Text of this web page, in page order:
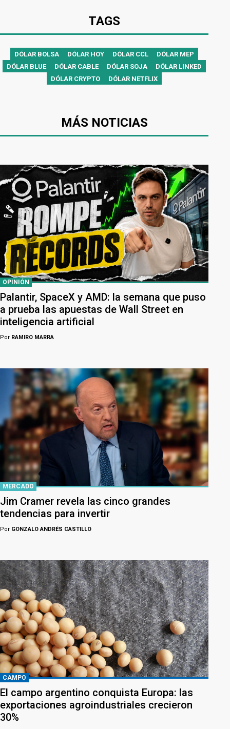
TAGS
DÓLAR BOLSA DÓLAR HOY DÓLAR CCL
DÓLAR MEP
DÓLAR BLUE
DÓLAR CABLE DÓLAR SOJA
DÓLAR LINKED
DÓLAR CRYPTO
DÓLAR NETFLIX
MÁS NOTICIAS
OPINIÓN
Palantir, SpaceX y AMD: la semana que puso
a prueba las apuestas de Wall Street en
inteligencia artificial
Por RAMIRO MARRA
MERCADO
Jim Cramer revela las cinco grandes
tendencias para invertir
Por GONZALO ANDRÉS CASTILLO
CAMPO
El campo argentino conquista Europa: las
exportaciones agroindustriales crecieron
30%